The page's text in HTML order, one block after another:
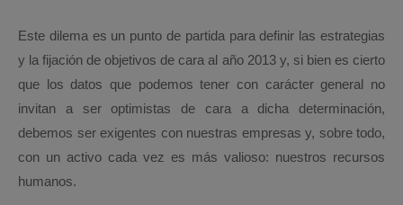
Este dilema es un punto de partida para definir las estrategias
y la fijación de objetivos de cara al año 2013 y, si bien es cierto
que los datos que podemos tener con carácter general no
invitan a ser optimistas de cara a dicha determinación,
debemos ser exigentes con nuestras empresas y, sobre todo,
con un activo cada vez es más valioso: nuestros recursos
humanos.